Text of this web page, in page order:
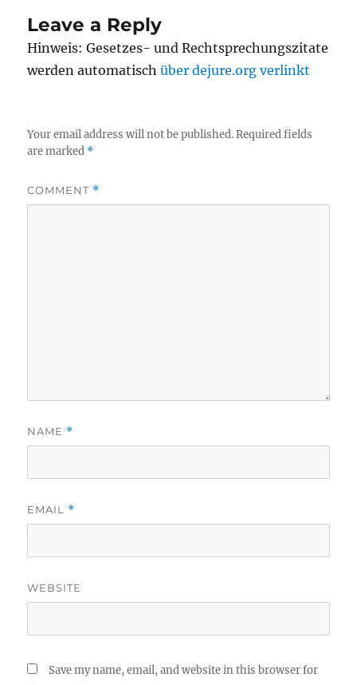
Leave a Reply
Hinweis: Gesetzes- und Rechtsprechungszitate
werden automatischüber dejure.org verlinkt
Your email address will not be published. Required fields
are marked *
COMMENT *
NAME *
EMAIL *
WEBSITE
Save my name, email, and website in this browser for